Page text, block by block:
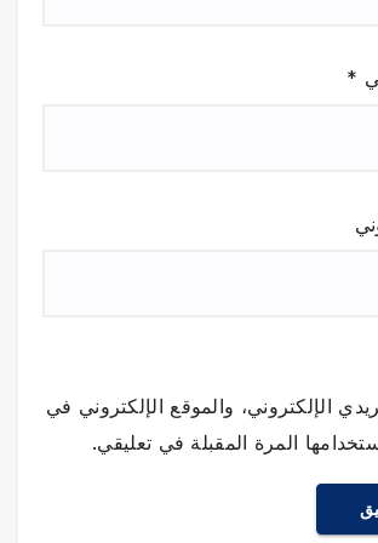
*
الإلكتروني، والموقع الإلكتروني في
المرة المقبلة في تعليقي.